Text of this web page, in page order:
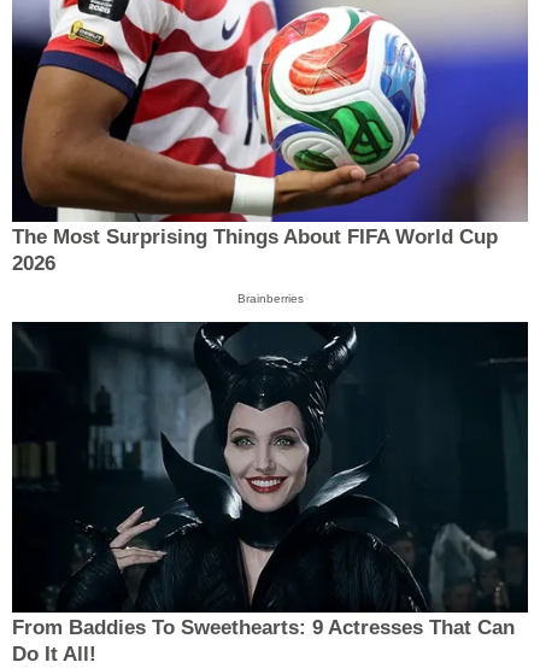
The Most Surprising Things About FIFA World Cup
2026
Brainberries
From Baddies To Sweethearts: 9 Actresses That Can
Do It All!